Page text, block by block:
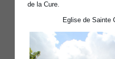
de la Cure.
Eglise de Sainte